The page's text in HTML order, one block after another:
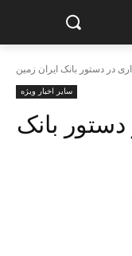
در دستور بانک ایران زمین
سایر اخبار ویژه
بانک